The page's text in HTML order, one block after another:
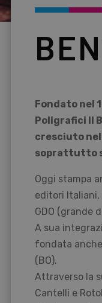
Fondato nel
Poligrafici Il
cresciuto
soprattutto
Oggi stampa
editori Italiani,
GDO (grande
A sua
fondata
(BO).
Attraverso la
Cantelli e